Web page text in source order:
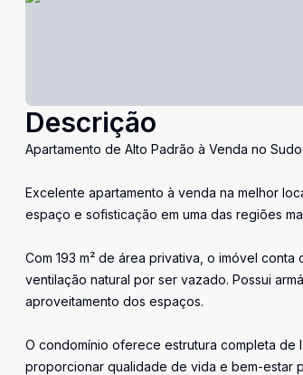
Descrição
Apartamento de Alto Padrão à Venda no
Excelente apartamento à venda na melhor
espaço e sofisticação em uma das regiões
Com 193 m² de área privativa, o imóvel
ventilação natural por ser vazado. Possui
aproveitamento dos espaços.
O condomínio oferece estrutura completa de
proporcionar qualidade de vida e bem-estar